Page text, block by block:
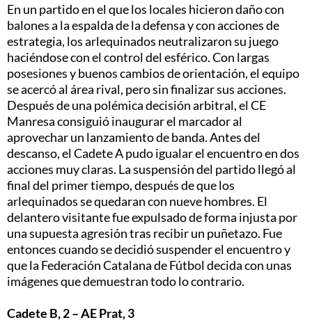
En un partido en el que los locales hicieron daño con
balones a la espalda de la defensa y con acciones de
estrategia, los arlequinados neutralizaron su juego
haciéndose con el control del esférico. Con largas
posesiones y buenos cambios de orientación, el equipo
se acercó al área rival, pero sin finalizar sus acciones.
Después de una polémica decisión arbitral, el CE
Manresa consiguió inaugurar el marcador al
aprovechar un lanzamiento de banda. Antes del
descanso, el Cadete A pudo igualar el encuentro en dos
acciones muy claras. La suspensión del partido llegó al
final del primer tiempo, después de que los
arlequinados se quedaran con nueve hombres. El
delantero visitante fue expulsado de forma injusta por
una supuesta agresión tras recibir un puñetazo. Fue
entonces cuando se decidió suspender el encuentro y
que la Federación Catalana de Fútbol decida con unas
imágenes que demuestran todo lo contrario.
Cadete B, 2 – AE Prat, 3